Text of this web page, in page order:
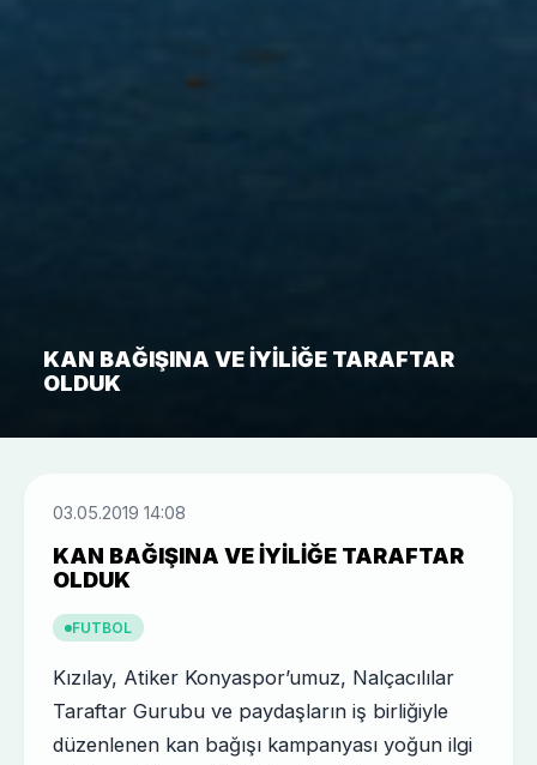
KAN BAĞIŞINA VE IYILIĞE TARAFTAR
OLDUK
03.05.2019 14:08
KAN BAĞIŞINA VE IYILIĞE TARAFTAR
OLDUK
FUTBOL
Kızılay, Atiker Konyaspor’umuz, Nalçacılılar
Taraftar Gurubu ve paydaşların iş birliğiyle
düzenlenen kan bağışı kampanyası yoğun ilgi